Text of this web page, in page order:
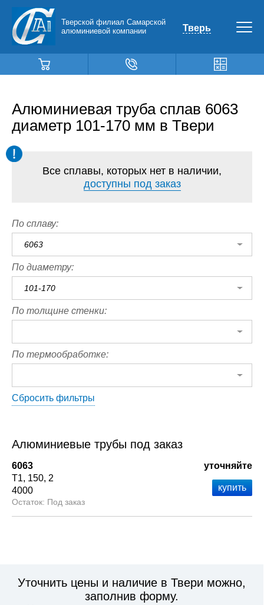
Тверской филиал Самарской
алюминиевой компании
Тверь
Алюминиевая труба сплав 6063
диаметр 101-170 мм в Твери
Все сплавы, которых нет в наличии,
доступны под заказ
По сплаву:
6063
По диаметру:
101-170
По толщине стенки:
По термообработке:
Сбросить фильтры
Алюминиевые трубы под заказ
6063
Т1 150 2
4000
Под заказ
уточняйте
Уточнить цены и наличие в Твери можно,
заполнив форму.